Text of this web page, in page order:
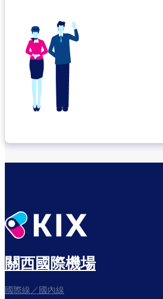
關西國際機場
國際線／國內線